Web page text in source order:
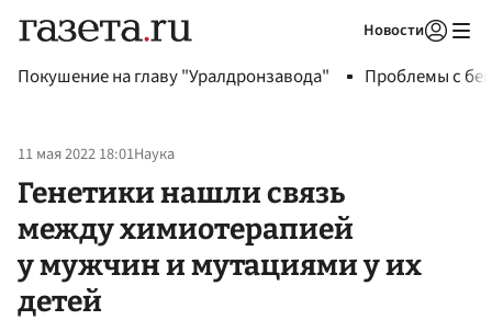
Новости
Покушение на главу "Уралдронзавода" Проблемы с
11 мая 2022 18:01Наука
Генетики нашли связь
между химиотерапией
у мужчин и мутациями у их
детей